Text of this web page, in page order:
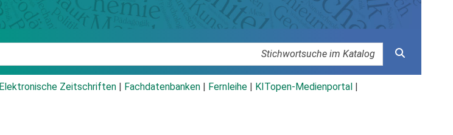
Elektronische Zeitschriften Fachdatenbanken Fernleihe KITopen-Medienportal